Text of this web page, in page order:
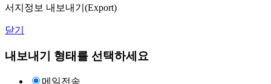
서지정보 내보내기(Export)
닫기
내보내기 형태를 선택하세요
메일전송